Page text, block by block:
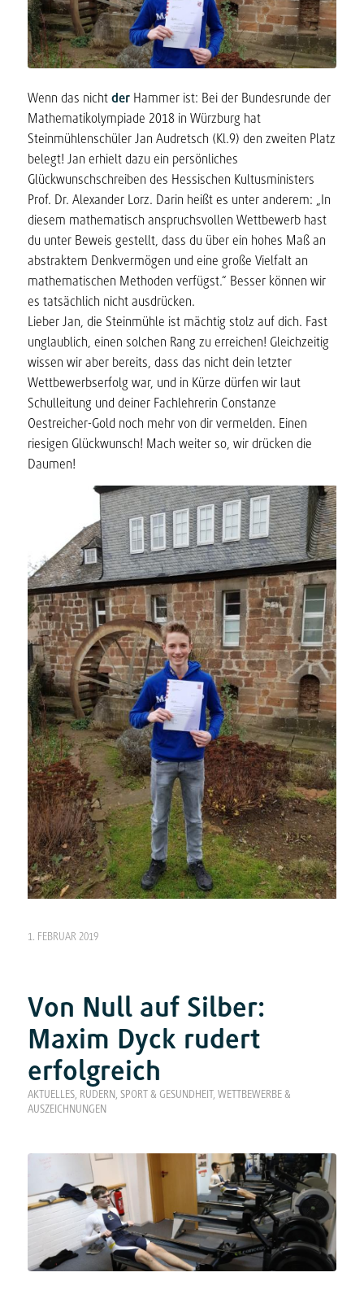
Wenn das nicht derHammer ist: Bei der Bundesrunde der
Mathematikolympiade 2018 in Würzburg hat
Steinmühlenschüler Jan Audretsch (Kl.9) den zweiten Platz
belegt! Jan erhielt dazu ein persönliches
Glückwunschschreiben des Hessischen Kultusministers
Prof. Dr. Alexander Lorz. Darin heißt es unter anderem: „In
diesem mathematisch anspruchsvollen Wettbewerb hast
du unter Beweis gestellt, dass du über ein hohes Maß an
abstraktem Denkvermögen und eine große Vielfalt an
mathematischen Methoden verfügst.“ Besser können wir
es tatsächlich nicht ausdrücken.
Lieber Jan, die Steinmühle ist mächtig stolz auf dich. Fast
unglaublich, einen solchen Rang zu erreichen! Gleichzeitig
wissen wir aber bereits, dass das nicht dein letzter
Wettbewerbserfolg war, und in Kürze dürfen wir laut
Schulleitung und deiner Fachlehrerin Constanze
Oestreicher-Gold noch mehr von dir vermelden. Einen
riesigen Glückwunsch! Mach weiter so, wir drücken die
Daumen!
1. FEBRUAR 2019
Von Null auf Silber:
Maxim Dyck rudert
erfolgreich
AKTUELLES, RUDERN, SPORT & GESUNDHEIT, WETTBEWERBE &
AUSZEICHNUNGEN